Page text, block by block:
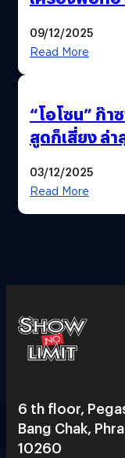
09/12/2025
Read More
“โอโซน” ก๊
สูดก็เสี่ยง ล่า
03/12/2025
Read More
6 th floor,
Bang Chak,
10260